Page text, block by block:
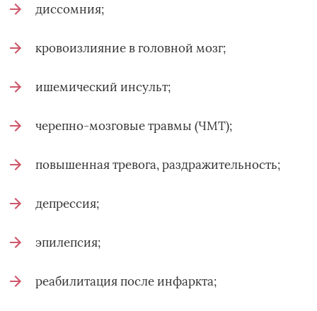
диссомния;
кровоизлияние в головной мозг;
ишемический инсульт;
черепно-мозговые травмы (ЧМТ);
повышенная тревога, раздражительность;
депрессия;
эпилепсия;
реабилитация после инфаркта;